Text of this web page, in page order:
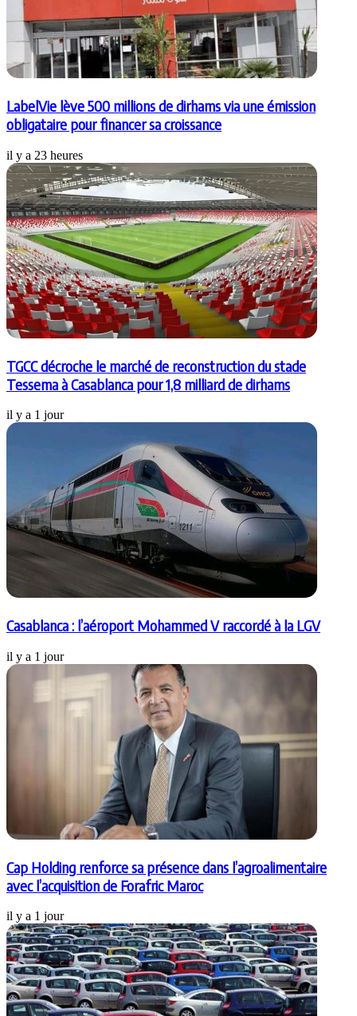
LabelVie lève 500 millions de dirhams via une émission
obligataire pour financer sa croissance
il y a 23 heures
TGCC décroche le marché de reconstruction du stade
Tessema à Casablanca pour 1,8 milliard de dirhams
il y a 1 jour
Casablanca : l’aéroport Mohammed V raccordé à la LGV
il y a 1 jour
Cap Holding renforce sa présence dans l’agroalimentaire
avec l’acquisition de Forafric Maroc
il y a 1 jour